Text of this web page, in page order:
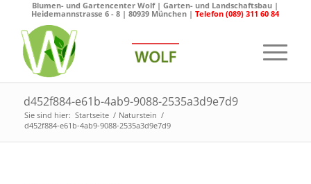
Blumen- und Gartencenter Wolf | Garten- und Landschaftsbau |
Heidemannstrasse 6 - 8 | 80939 München |Telefon (089) 311 60 84
d452f884-e61b-4ab9-9088-2535a3d9e7d9
Sie sind hier: Startseite / Naturstein /
d452f884-e61b-4ab9-9088-2535a3d9e7d9